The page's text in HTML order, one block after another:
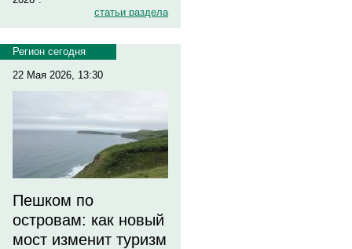
статьи раздела
Регион сегодня
22 Мая 2026, 13:30
Пешком по
островам: как новый
мост изменит туризм